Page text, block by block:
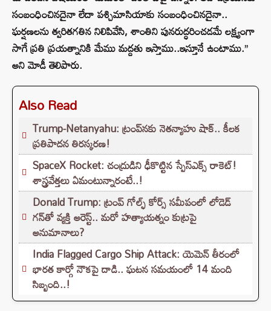
సంబంధించినదైనా లేదా పశ్చిమాసియాకు సంబంధించినదైనా..
ఘర్షణలను త్వరితగతిన నిలిపివేసి, శాంతిని పునరుద్ధరించడమే లక్ష్యంగా
సాగే ప్రతి ప్రయత్నానికి మేము మద్దతు ఇస్తాము..ఇస్తూనే ఉంటాము.’’
అని మోడీ తెలిపారు.
Also Read
Trump-Netanyahu: ట్రంప్‌నకు నెతన్యాహు షాక్.. కీలక
ప్రతిపాదన తిరస్కరణ!
SpaceX Rocket: చంద్రుడిని ఢీకొట్టిన స్పేస్‌ఎక్స్ రాకెట్!
శాస్త్రవేత్తలు ఏమంటున్నారంటే..!
Donald Trump: ట్రంప్ గోల్ఫ్ కోర్స్ సమీపంలో లోడెడ్
గన్‌తో వ్యక్తి అరెస్ట్.. మరో హత్యాయత్నం కుట్రపై
అనుమానాలు?
India Flagged Cargo Ship Attack: యెమెన్ తీరంలో
భారత కార్గో నౌకపై దాడి.. ఘటన సమయంలో 14 మంది
సిబ్బంది..!